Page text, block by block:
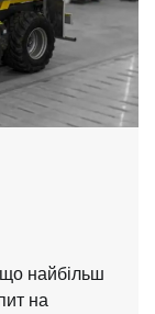
найбільш
на